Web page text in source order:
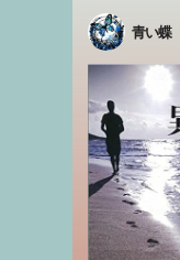
青い蝶